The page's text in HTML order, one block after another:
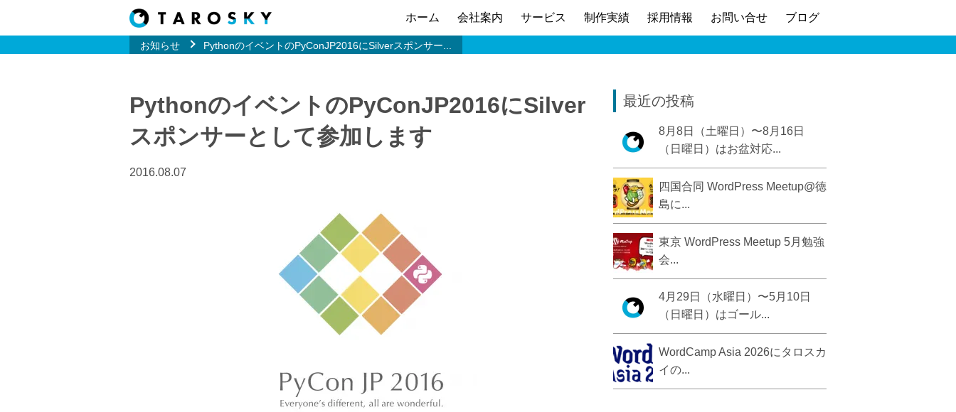
ホーム 会社案内 サービス 制作実績 採用情報 お問い合せ ブログ
お知らせ PythonのイベントのPyConJP2016にSilverスポンサー...
PythonのイベントのPyConJP2016にSilver
スポンサーとして参加します
2016.08.07
最近の投稿
8月8日（土曜日）〜8月16日
（日曜日）はお盆対応...
四国合同 WordPress Meetup@徳
島に...
東京 WordPress Meetup 5月勉強
会...
4月29日（水曜日）〜5月10日
（日曜日）はゴール...
WordCamp Asia 2026にタロスカ
イの...